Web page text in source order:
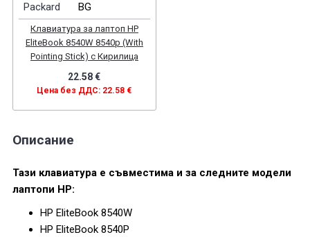
Packard
BG
Клавиатура за лаптоп HP
EliteBook 8540W 8540p (With
Pointing Stick) с Кирилица
22.58 €
Цена без ДДС: 22.58 €
Описание
Тази клавиатура е съвместима и за следните модели
лаптопи HP:
HP EliteBook 8540W
HP EliteBook 8540P